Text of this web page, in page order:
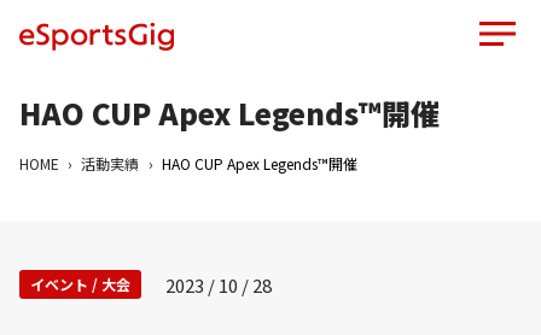
HAO CUP Apex Legends™開催
HOME 活動実績 HAO CUP Apex Legends™開催
イベント / 大会 2023 / 10 / 28